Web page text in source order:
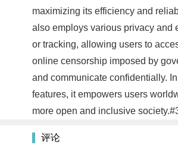
maximizing its efficiency and
also employs various privacy and
or tracking, allowing users to
online censorship imposed by
and communicate confidentially.
features, it empowers users
more open and inclusive
评论